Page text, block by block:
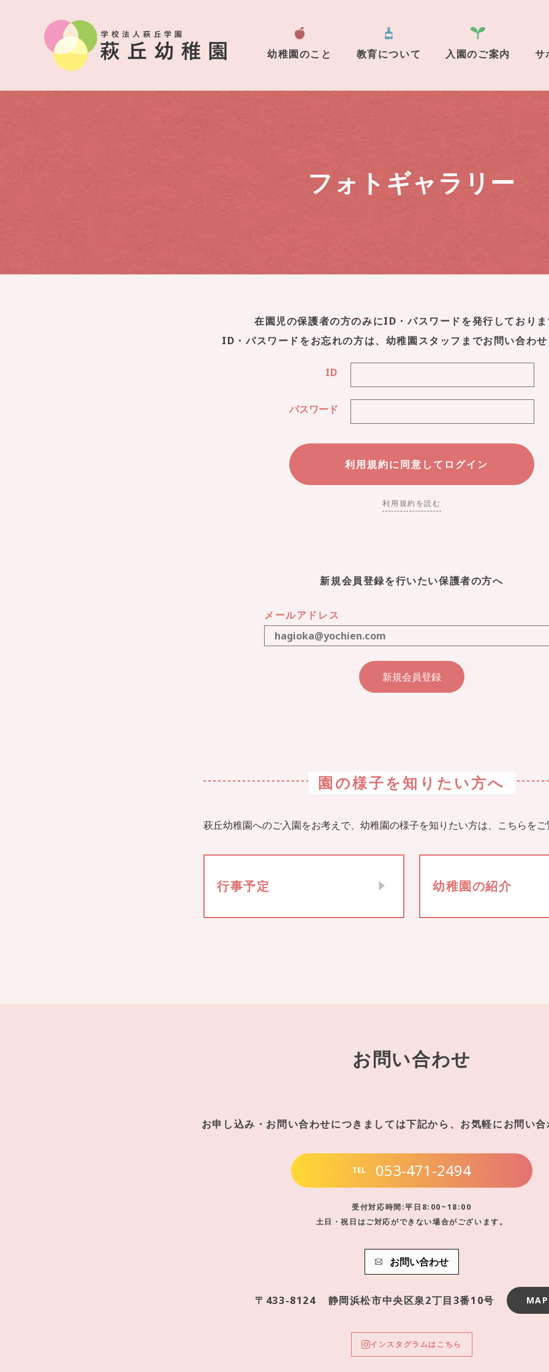
幼稚園のこと 教育について 入園のご案内 サ
フォトギャラリー
在園児の保護者の方のみにID・パスワードを発行しておりま
ID・パスワードをお忘れの方は、幼稚園スタッフまでお問い合わせ
ID
パスワード
利用規約を読む
新規会員登録を行いたい保護者の方へ
メールアドレス
園の様子を知りたい方へ
萩丘幼稚園へのご入園をお考えで、幼稚園の様子を知りたい方は、こちらをご
行事予定 幼稚園の紹介
お問い合わせ
お申し込み・お問い合わせにつきましては下記から、お気軽にお問い合
TEL 053-471-2494
受付対応時間:平日8:00~18:00
土日・祝日はご対応ができない場合がございます。
お問い合わせ
〒433-8124 静岡浜松市中央区泉2丁目3番10号 MAP
インスタグラムはこちら